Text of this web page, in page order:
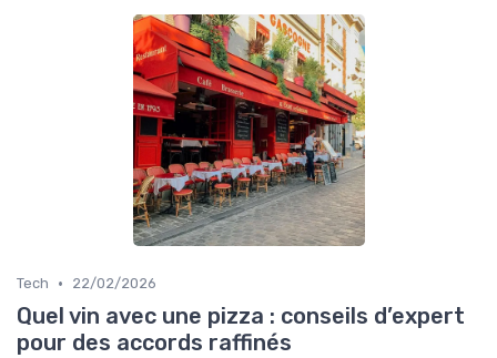
Tech • 22/02/2026
Quel vin avec une pizza : conseils d’expert
pour des accords raffinés